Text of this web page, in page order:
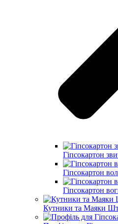
Гіпсокартон
Гіпсокартон
Гіпсокартон
Кутники та Маяки